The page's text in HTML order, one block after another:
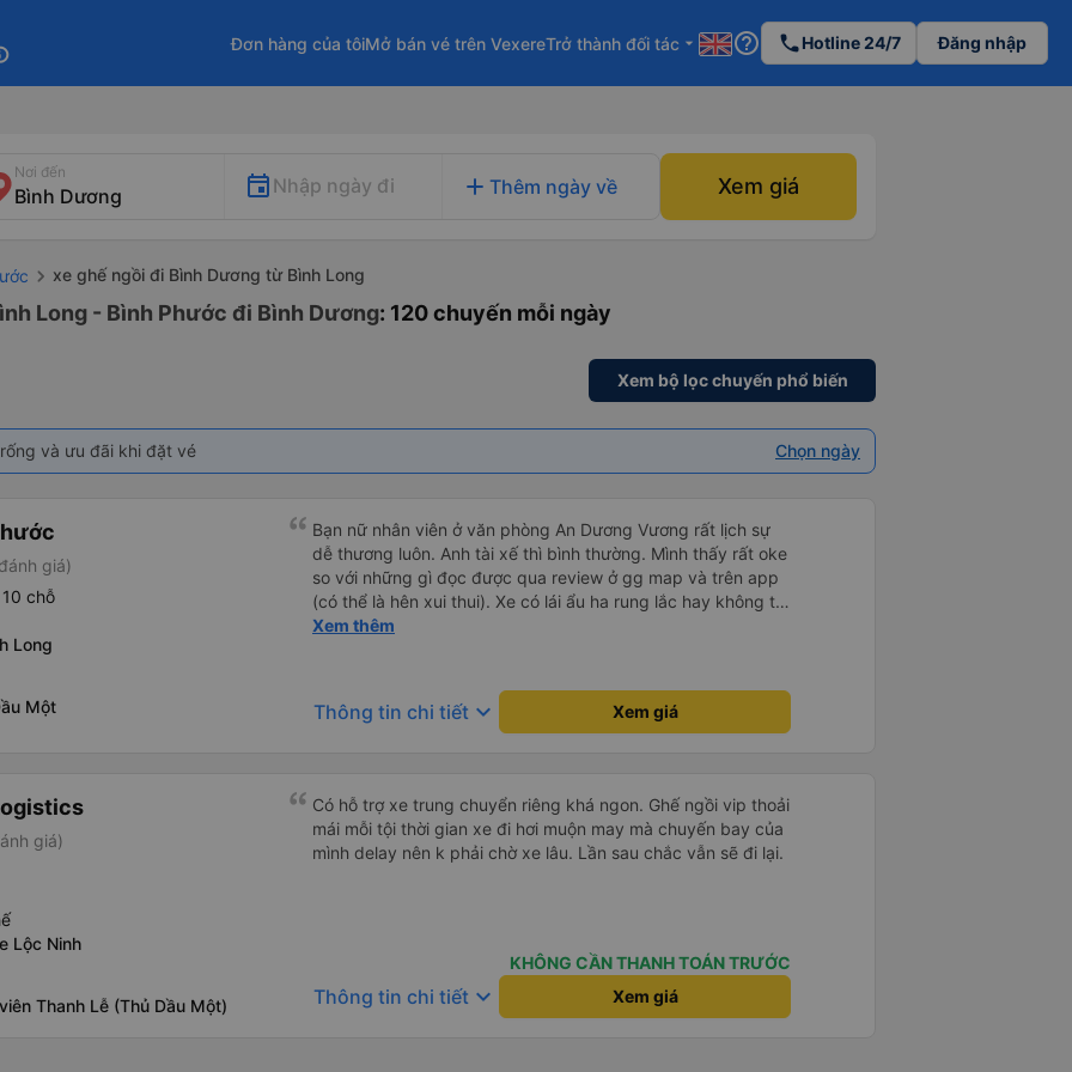
Đơn hàng của tôiMở bán vé trên VexereTrở thành đối tác arrow_drop_down help_outline phoneHotline 24/7 Đăng nhập
Nơi đến
Nhập ngày đi add Thêm ngày về Xem giá
xe ghế ngồi đi Bình Dương từ Bình Long
Long - Bình Phước đi Bình Dương: 120 chuyến mỗi ngày
Xem bộ lọc chuyến phổ biến
và ưu đãi khi đặt vé Chọn ngày
giá)
chỗ
Long
Một
Bạn nữ nhân viên ở văn phòng An Dương Vương rất lịch sự
dễ thương luôn. Anh tài xế thì bình thường. Mình thấy rất oke
so với những gì đọc được qua review ở gg map và trên app
(có thể là hên xui thui). Xe có lái ẩu ha rung lắc hay không thì
cũng ko rõ tại mình say xe nên ngủ ko à
Xem thêm
Thông tin chi tiết keyboard_arrow_down Xem giá
giá)
Lộc Ninh
Thanh Lễ (Thủ Dầu Một)
Có hỗ trợ xe trung chuyển riêng khá ngon. Ghế ngồi vip thoải
mái mỗi tội thời gian xe đi hơi muộn may mà chuyến bay của
mình delay nên k phải chờ xe lâu. Lần sau chắc vẫn sẽ đi lại.
KHÔNG CẦN THANH TOÁN TRƯỚC
Thông tin chi tiết keyboard_arrow_down Xem giá